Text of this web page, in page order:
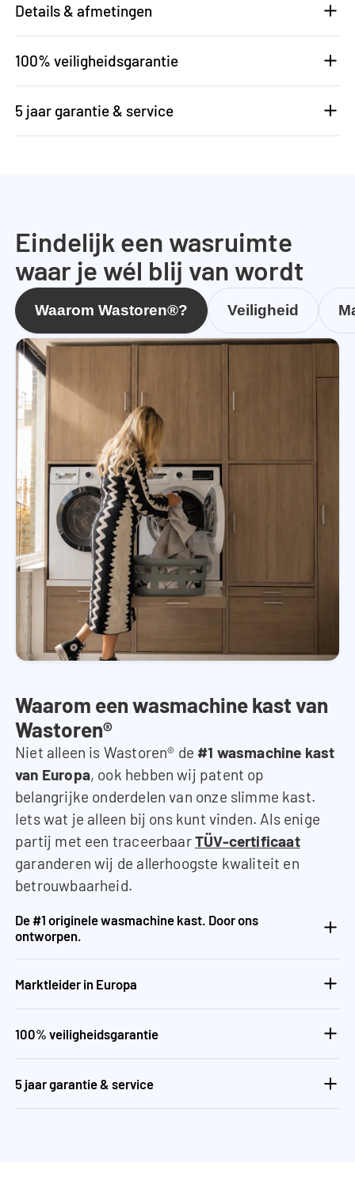
Details & afmetingen
100% veiligheidsgarantie
5 jaar garantie & service
Eindelijk een wasruimte
waar je wél blij van wordt
Waarom Wastoren®? Veiligheid
Waarom een wasmachine kast van
Wastoren®
Niet alleen is Wastoren® de #1 wasmachine kast
van Europa, ook hebben wij patent op
belangrijke onderdelen van onze slimme kast.
Iets wat je alleen bij ons kunt vinden. Als enige
partij met een traceerbaarTÜV-certificaat
garanderen wij de allerhoogste kwaliteit en
betrouwbaarheid.
De #1 originele wasmachine kast. Door ons
ontworpen.
Marktleider in Europa
100% veiligheidsgarantie
5 jaar garantie & service